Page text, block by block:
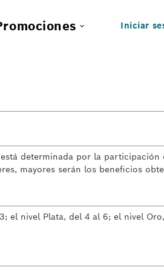
Iniciar
determinada por la participación
mayores serán los beneficios
el nivel Plata, del 4 al 6; el nivel